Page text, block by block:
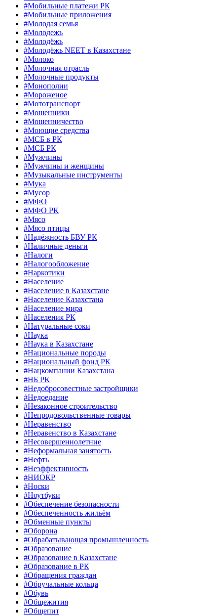
#Мобильные платежи РК
#Мобильные приложения
#Молодая семья
#Молодежь
#Молодёжь
#Молодёжь NEET в Казахстане
#Молоко
#Молочная отрасль
#Молочные продукты
#Монополии
#Мороженое
#Мототранспорт
#Мошенники
#Мошенничество
#Моющие средства
#МСБ в РК
#МСБ РК
#Мужчины
#Мужчины и женщины
#Музыкальные инструменты
#Мука
#Мусор
#МФО
#МФО РК
#Мясо
#Мясо птицы
#Надёжность БВУ РК
#Наличные деньги
#Налоги
#Налогообложение
#Наркотики
#Население
#Население в Казахстане
#Население Казахстана
#Население мира
#Населения РК
#Натуральные соки
#Наука
#Наука в Казахстане
#Национальные породы
#Национальный фонд РК
#Нацкомпании Казахстана
#НБ РК
#Недобросовестные застройщики
#Недоедание
#Незаконное строительство
#Непродовольственные товары
#Неравенство
#Неравенство в Казахстане
#Несовершеннолетние
#Неформальная занятость
#Нефть
#Неэффективность
#НИОКР
#Носки
#Ноутбуки
#Обеспечение безопасности
#Обеспеченность жильём
#Обменные пункты
#Оборона
#Обрабатывающая промышленность
#Образование
#Образование в Казахстане
#Образование в РК
#Обращения граждан
#Обручальные кольца
#Обувь
#Общежития
#Общепит